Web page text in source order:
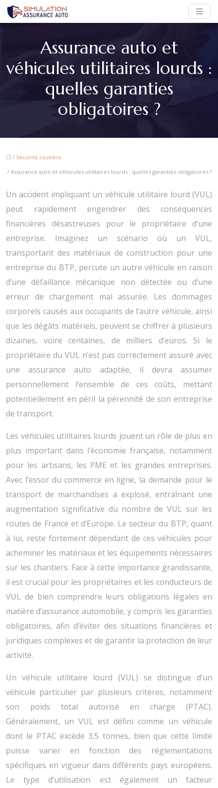
Assurance auto et
véhicules utilitaires lourds :
quelles garanties
obligatoires ?
/ Sécurité routière
/ Assurance auto et véhicules utilitaires lourds : quelles garanties obligatoires ?
Un accident impliquant un véhicule utilitaire lourd (VUL)
peut rapidement engendrer des conséquences
financières désastreuses pour le propriétaire d’une
entreprise. Imaginez un scénario où un VUL,
transportant des matériaux de construction pour une
entreprise du BTP, percute un autre véhicule en raison
d’une défaillance mécanique non détectée ou d’une
erreur de chargement mal assurée. Les dommages
corporels causés aux occupants de l’autre véhicule, ainsi
que les dégâts matériels, peuvent se chiffrer à plusieurs
dizaines, voire centaines, de milliers d’euros. Si le
propriétaire du VUL n’est pas correctement assuré avec
une assurance auto adaptée, il devra assumer
personnellement l’ensemble de ces coûts, mettant
potentiellement en péril la pérennité de son entreprise
de transport.
Les véhicules utilitaires lourds jouent un rôle de plus en
plus important dans l’économie française, notamment
pour les artisans, les PME et les grandes entreprises.
Avec l’essor du commerce en ligne, la demande pour le
transport de marchandises a explosé, entraînant une
augmentation significative du nombre de VUL sur les
routes de France et d’Europe. Le secteur du BTP, quant
à lui, reste fortement dépendant de ces véhicules pour
acheminer les matériaux et les équipements nécessaires
sur les chantiers. Face à cette importance grandissante,
il est crucial pour les propriétaires et les conducteurs de
VUL de bien comprendre leurs obligations légales en
matière d’assurance automobile, y compris les garanties
obligatoires, afin d’éviter des situations financières et
juridiques complexes et de garantir la protection de leur
activité.
Un véhicule utilitaire lourd (VUL) se distingue d’un
véhicule particulier par plusieurs critères, notamment
son poids total autorisé en charge (PTAC).
Généralement, un VUL est défini comme un véhicule
dont le PTAC excède 3,5 tonnes, bien que cette limite
puisse varier en fonction des réglementations
spécifiques en vigueur dans différents pays européens.
Le type d’utilisation est également un facteur